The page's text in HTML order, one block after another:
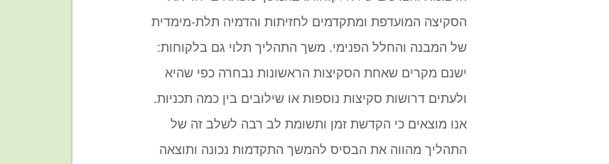
הסקיצה המועדפת ומתקדמים לחזיתות והדמיה תלת-מימדית
של המבנה והחלל הפנימי. משך התהליך תלוי גם בלקוחות:
ישנם מקרים שאחת הסקיצות הראשונות נבחרה כפי שהיא
ולעתים דרושות סקיצות נוספות או שילובים בין כמה תכניות.
אנו מוצאים כי הקדשת זמן ותשומת לב רבה לשלב זה של
התהליך מהווה את הבסיס להמשך התקדמות נכונה ותוצאה